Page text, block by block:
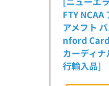
FTY NCAA
アメフト
nford
カーディ
行輸入品]